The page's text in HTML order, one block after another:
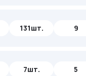
131шт. 9
7шт. 5